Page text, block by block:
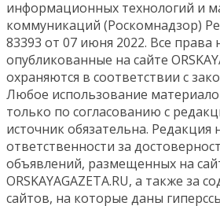
информационных технологий и
коммуникаций (Роскомнадзор)
83393 от 07 июня 2022. Все права
опубликованные на сайте
охраняются в соответствии с
Любое использование
только по согласованию с
источник обязательна. Редакция
ответственности за
объявлений, размещенных на
ORSKAYAGAZETA.RU, а также за
сайтов, на которые даны